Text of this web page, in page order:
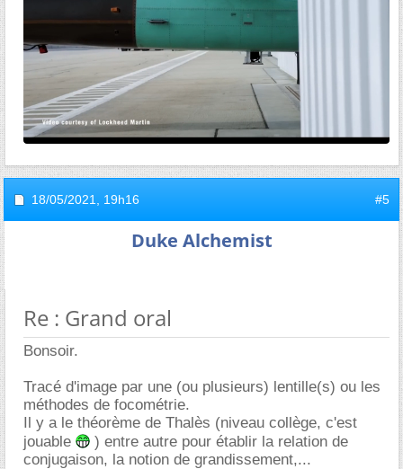
18/05/2021, 19h16 #5
Duke Alchemist
Re : Grand oral
Bonsoir.
Tracé d'image par une (ou plusieurs) lentille(s) ou les
méthodes de focométrie.
Il y a le théorème de Thalès (niveau collège, c'est
jouable
) entre autre pour établir la relation de
conjugaison, la notion de grandissement,...